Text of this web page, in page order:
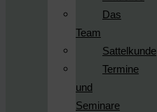
Das
Team
Sattelkunde
Termine
und
Seminare